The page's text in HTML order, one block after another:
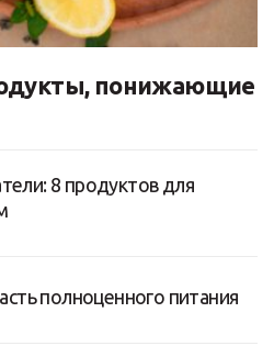
понижающие
8 продуктов для
полноценного питания